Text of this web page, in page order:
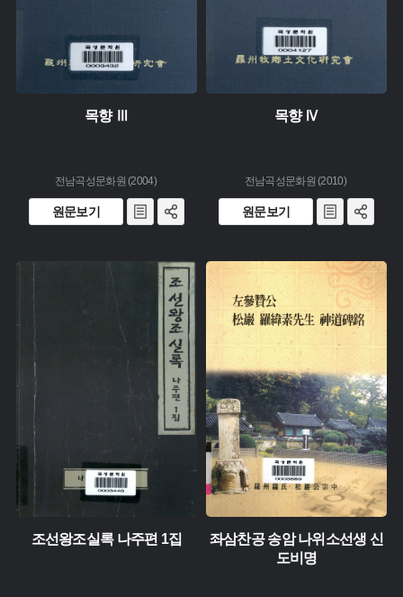
목향 Ⅲ
전남곡성문화원 (2004)
원문보기
목향 Ⅳ
전남곡성문화원 (2010)
원문보기
생산 :
조선왕조실록 나주편 1집
유형 :
소장 :
좌삼찬공 송암 나위소선생 신
도비명